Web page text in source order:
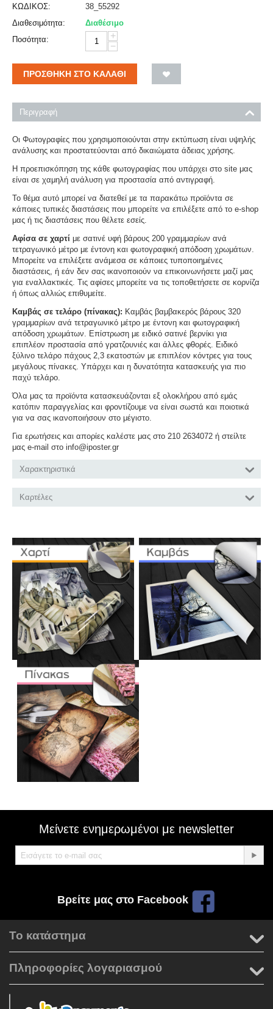
ΚΩΔΙΚΟΣ:
38_55292
Διαθεσιμότητα:
Διαθέσιμο
Ποσότητα:
+
−
ΠΡΟΣΘΉΚΗ ΣΤΟ ΚΑΛΆΘΙ
Περιγραφή
Οι Φωτογραφίες που χρησιμοποιούνται στην εκτύπωση είναι υψηλής
ανάλυσης και προστατεύονται από δικαιώματα άδειας χρήσης.
Η προεπισκόπηση της κάθε φωτογραφίας που υπάρχει στο site μας
είναι σε χαμηλή ανάλυση για προστασία από αντιγραφή.
Το θέμα αυτό μπορεί να διατεθεί με τα παρακάτω προϊόντα σε
κάποιες τυπικές διαστάσεις που μπορείτε να επιλέξετε από το e-shop
μας ή τις διαστάσεις που θέλετε εσείς.
Αφίσα σε χαρτί με σατινέ υφή βάρους 200 γραμμαρίων ανά
τετραγωνικό μέτρο με έντονη και φωτογραφική απόδοση χρωμάτων.
Μπορείτε να επιλέξετε ανάμεσα σε κάποιες τυποποιημένες
διαστάσεις, ή εάν δεν σας ικανοποιούν να επικοινωνήσετε μαζί μας
για εναλλακτικές. Τις αφίσες μπορείτε να τις τοποθετήσετε σε κορνίζα
ή όπως αλλιώς επιθυμείτε.
Καμβάς σε τελάρο (πίνακας): Καμβάς βαμβακερός βάρους 320
γραμμαρίων ανά τετραγωνικό μέτρο με έντονη και φωτογραφική
απόδοση χρωμάτων. Επίστρωση με ειδικό σατινέ βερνίκι για
επιπλέον προστασία από γρατζουνιές και άλλες φθορές. Ειδικό
ξύλινο τελάρο πάχους 2,3 εκατοστών με επιπλέον κόντρες για τους
μεγάλους πίνακες. Υπάρχει και η δυνατότητα κατασκευής για πιο
παχύ τελάρο.
Όλα μας τα προϊόντα κατασκευάζονται εξ ολοκλήρου από εμάς
κατόπιν παραγγελίας και φροντίζουμε να είναι σωστά και ποιοτικά
για να σας ικανοποιήσουν στο μέγιστο.
Για ερωτήσεις και απορίες καλέστε μας στο 210 2634072 ή στείλτε
μας e-mail στο info@iposter.gr
Χαρακτηριστικά
Καρτέλες
Μείνετε ενημερωμένοι με newsletter
Βρείτε μας στο Facebook
Το κατάστημα
Πληροφορίες λογαριασμού